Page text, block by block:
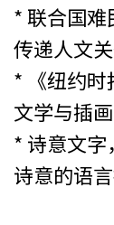
* 联合国难
传递人文
* 《纽约
文学与插
* 诗意文字
诗意的语